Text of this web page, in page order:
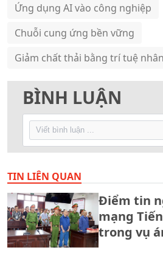
Ứng dụng AI vào công nghiệp
Chuỗi cung ứng bền vững
Giảm chất thải bằng trí tuệ
BÌNH LUẬN
TIN LIÊN QUAN
Điểm tin
mạng
trong vụ